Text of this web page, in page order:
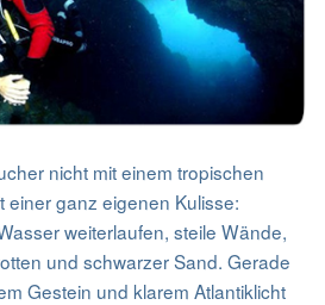
nicht mit einem tropischen
einer ganz eigenen Kulisse:
weiterlaufen, steile Wände,
und schwarzer Sand. Gerade
Gestein und klarem Atlantiklicht